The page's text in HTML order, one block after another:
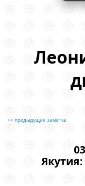
<< предыдущая заметка